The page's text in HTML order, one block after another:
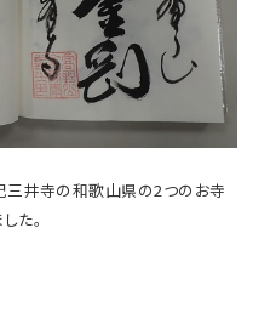
三井寺の和歌山県の2つのお寺
た。